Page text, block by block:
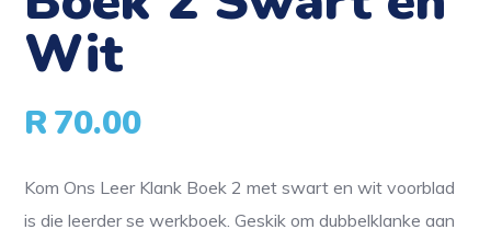
Wit
R70.00
Kom Ons Leer Klank Boek 2 met swart en wit voorblad
is die leerder se werkboek. Geskik om dubbelklanke aan